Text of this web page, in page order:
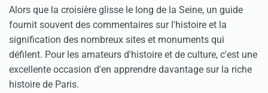
Alors que la croisière glisse le long de la Seine, un guide
fournit souvent des commentaires sur l'histoire et la
signification des nombreux sites et monuments qui
défilent. Pour les amateurs d'histoire et de culture, c'est une
excellente occasion d'en apprendre davantage sur la riche
histoire de Paris.